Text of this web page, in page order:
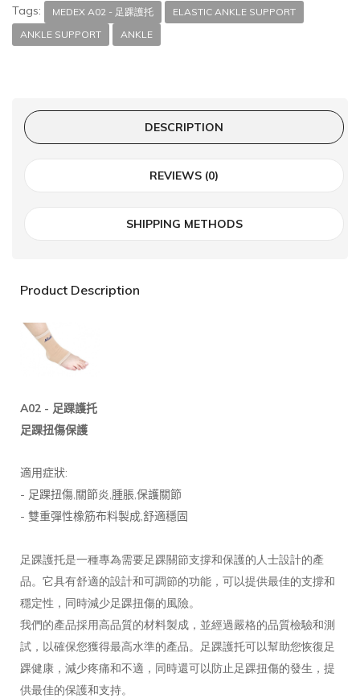
Tags: MEDEX A02 - 足踝護托
ELASTIC ANKLE SUPPORT
ANKLE SUPPORT
ANKLE
DESCRIPTION
REVIEWS (0)
SHIPPING METHODS
Product Description
A02 - 足踝護托
足踝扭傷保護
適用症狀:
- 足踝扭傷, 關節炎,腫脹,保護關節
- 雙重彈性橡筋布料製成,舒適穩固
足踝護托是一種專為需要足踝關節支撐和保護的人士設計的產
品。它具有舒適的設計和可調節的功能，可以提供最佳的支撐和
穩定性，同時減少足踝扭傷的風險。
我們的產品採用高品質的材料製成，並經過嚴格的品質檢驗和測
試，以確保您獲得最高水準的產品。足踝護托可以幫助您恢復足
踝健康，減少疼痛和不適，同時還可以防止足踝扭傷的發生，提
供最佳的保護和支持。